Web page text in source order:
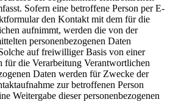
Sofern eine betroffene Person per E-
den Kontakt mit dem für die
aufnimmt, werden die von der
personenbezogenen Daten
auf freiwilliger Basis von einer
für die Verarbeitung Verantwortlichen
Daten werden für Zwecke der
zur betroffenen Person
Weitergabe dieser personenbezogenen